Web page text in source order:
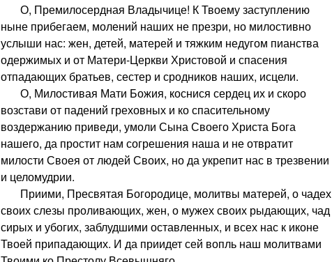
О, Премилосердная Владычице! К Твоему заступлению
ныне прибегаем, молений наших не презри, но милостивно
услыши нас: жен, детей, матерей и тяжким недугом пианства
одержимых и от Матери-Церкви Христовой и спасения
отпадающих братьев, сестер и сродников наших, исцели.
О, Милостивая Мати Божия, коснися сердец их и скоро
возстави от падений греховных и ко спасительному
воздержанию приведи, умоли Сына Своего Христа Бога
нашего, да простит нам согрешения наша и не отвратит
милости Своея от людей Своих, но да укрепит нас в трезвении
и целомудрии.
Приими, Пресвятая Богородице, молитвы матерей, о чадех
своих слезы проливающих, жен, о мужех своих рыдающих, чад
сирых и убогих, заблудшими оставленных, и всех нас к иконе
Твоей припадающих. И да приидет сей вопль наш молитвами